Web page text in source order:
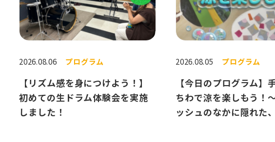
2026.08.06 プログラム
【リズム感を身につけよう！】
初めての生ドラム体験会を実施
しました！
2026.08.05 プログラム
【今日のプログラム】
ちわで涼を楽しもう！
ッシュのなかに隠れた